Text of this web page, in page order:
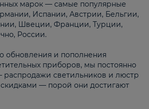
марок — самые популярные
Испании, Австрии, Бельгии,
Швеции, Франции, Турции,
России.
обновления и пополнения
приборов, мы постоянно
светильников и люстр
— порой они достигают